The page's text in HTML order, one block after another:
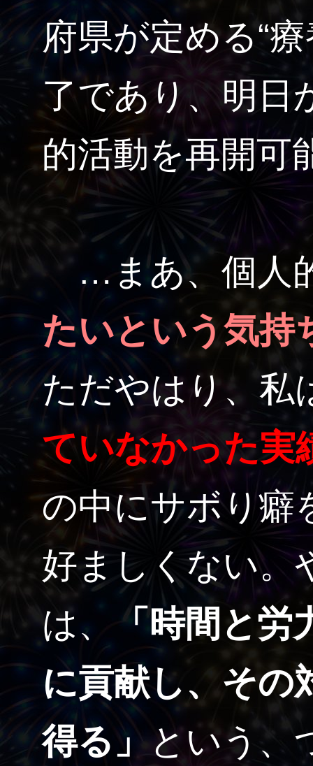
府県が定める“
了であり、明日
的活動を再開可
…まあ、個人
たいという気持
ただやはり、私
ていなかった実
の中にサボり癖
好ましくない。
は、
「時間と労
に貢献し、その
得る」という、